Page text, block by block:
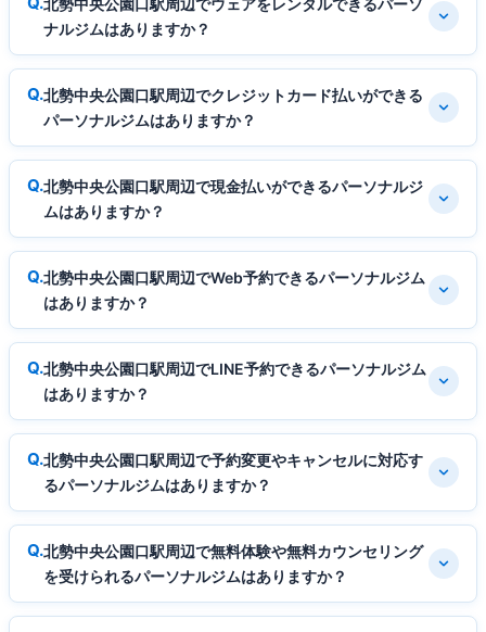
北勢中央公園口駅周辺でウェアをレンタルできるパーソ
ナルジムはありますか？
北勢中央公園口駅周辺でクレジットカード払いができる
パーソナルジムはありますか？
北勢中央公園口駅周辺で現金払いができるパーソナルジ
ムはありますか？
北勢中央公園口駅周辺でWeb予約できるパーソナルジム
はありますか？
北勢中央公園口駅周辺でLINE予約できるパーソナルジム
はありますか？
北勢中央公園口駅周辺で予約変更やキャンセルに対応す
るパーソナルジムはありますか？
北勢中央公園口駅周辺で無料体験や無料カウンセリング
を受けられるパーソナルジムはありますか？